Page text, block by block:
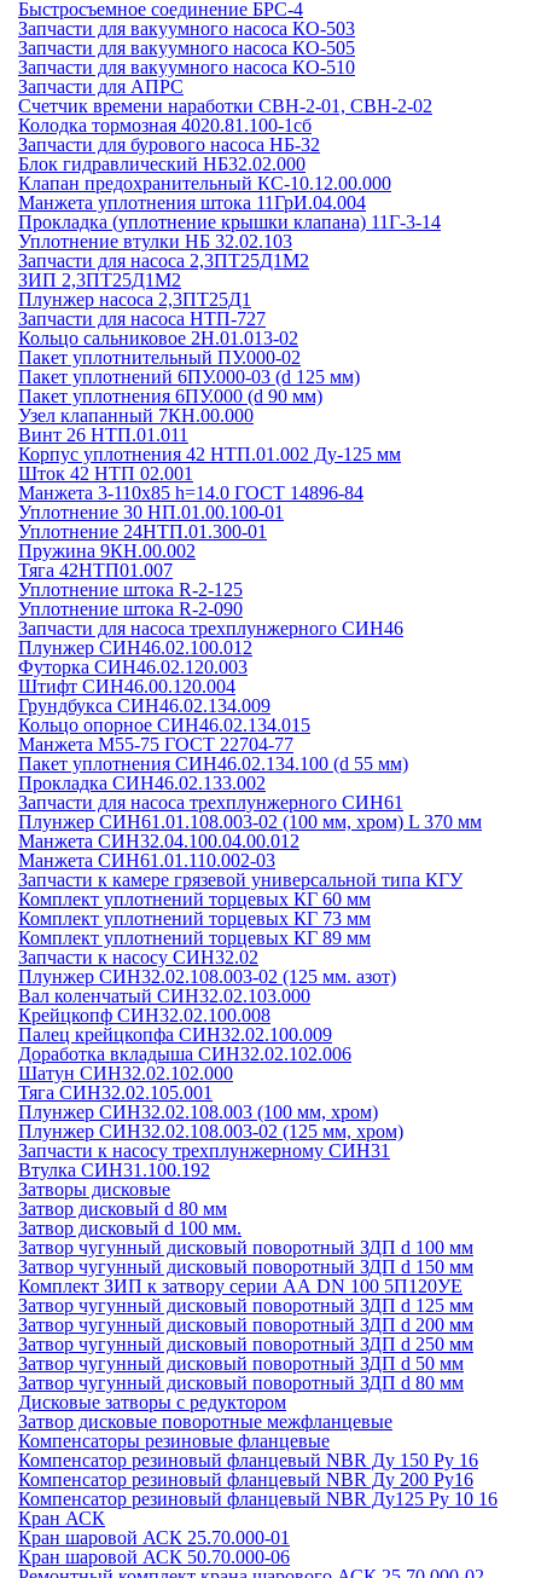
Быстросъемное соединение БРС-4
Запчасти для вакуумного насоса КО-503
Запчасти для вакуумного насоса КО-505
Запчасти для вакуумного насоса КО-510
Запчасти для АПРС
Счетчик времени наработки СВН-2-01, СВН-2-02
Колодка тормозная 4020.81.100-1сб
Запчасти для бурового насоса НБ-32
Блок гидравлический НБ32.02.000
Клапан предохранительный КС-10.12.00.000
Манжета уплотнения штока 11ГрИ.04.004
Прокладка (уплотнение крышки клапана) 11Г-3-14
Уплотнение втулки НБ 32.02.103
Запчасти для насоса 2,3ПТ25Д1М2
ЗИП 2,3ПТ25Д1М2
Плунжер насоса 2,3ПТ25Д1
Запчасти для насоса НТП-727
Кольцо сальниковое 2Н.01.013-02
Пакет уплотнительный ПУ.000-02
Пакет уплотнений 6ПУ.000-03 (d 125 мм)
Пакет уплотнения 6ПУ.000 (d 90 мм)
Узел клапанный 7КН.00.000
Винт 26 НТП.01.011
Корпус уплотнения 42 НТП.01.002 Ду-125 мм
Шток 42 НТП 02.001
Манжета 3-110х85 h=14.0 ГОСТ 14896-84
Уплотнение 30 НП.01.00.100-01
Уплотнение 24НТП.01.300-01
Пружина 9КН.00.002
Тяга 42НТП01.007
Уплотнение штока R-2-125
Уплотнение штока R-2-090
Запчасти для насоса трехплунжерного СИН46
Плунжер СИН46.02.100.012
Футорка СИН46.02.120.003
Штифт СИН46.00.120.004
Грундбукса СИН46.02.134.009
Кольцо опорное СИН46.02.134.015
Манжета М55-75 ГОСТ 22704-77
Пакет уплотнения СИН46.02.134.100 (d 55 мм)
Прокладка СИН46.02.133.002
Запчасти для насоса трехплунжерного СИН61
Плунжер СИН61.01.108.003-02 (100 мм, хром) L 370 мм
Манжета СИН32.04.100.04.00.012
Манжета СИН61.01.110.002-03
Запчасти к камере грязевой универсальной типа КГУ
Комплект уплотнений торцевых КГ 60 мм
Комплект уплотнений торцевых КГ 73 мм
Комплект уплотнений торцевых КГ 89 мм
Запчасти к насосу СИН32.02
Плунжер СИН32.02.108.003-02 (125 мм. азот)
Вал коленчатый СИН32.02.103.000
Крейцкопф СИН32.02.100.008
Палец крейцкопфа СИН32.02.100.009
Доработка вкладыша СИН32.02.102.006
Шатун СИН32.02.102.000
Тяга СИН32.02.105.001
Плунжер СИН32.02.108.003 (100 мм, хром)
Плунжер СИН32.02.108.003-02 (125 мм, хром)
Запчасти к насосу трехплунжерному СИН31
Втулка СИН31.100.192
Затворы дисковые
Затвор дисковый d 80 мм
Затвор дисковый d 100 мм.
Затвор чугунный дисковый поворотный ЗДП d 100 мм
Затвор чугунный дисковый поворотный ЗДП d 150 мм
Комплект ЗИП к затвору серии АА DN 100 5П120УЕ
Затвор чугунный дисковый поворотный ЗДП d 125 мм
Затвор чугунный дисковый поворотный ЗДП d 200 мм
Затвор чугунный дисковый поворотный ЗДП d 250 мм
Затвор чугунный дисковый поворотный ЗДП d 50 мм
Затвор чугунный дисковый поворотный ЗДП d 80 мм
Дисковые затворы с редуктором
Затвор дисковые поворотные межфланцевые
Компенсаторы резиновые фланцевые
Компенсатор резиновый фланцевый NBR Ду 150 Ру 16
Компенсатор резиновый фланцевый NBR Ду 200 Ру16
Компенсатор резиновый фланцевый NBR Ду125 Ру 10 16
Кран АСК
Кран шаровой АСК 25.70.000-01
Кран шаровой АСК 50.70.000-06